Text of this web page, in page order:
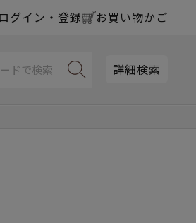
ログイン・登録 お買い物かご
詳細検索